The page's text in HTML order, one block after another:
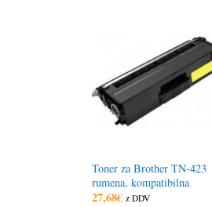
Toner za Brother TN-423
rumena, kompatibilna
27,68€ z DDV